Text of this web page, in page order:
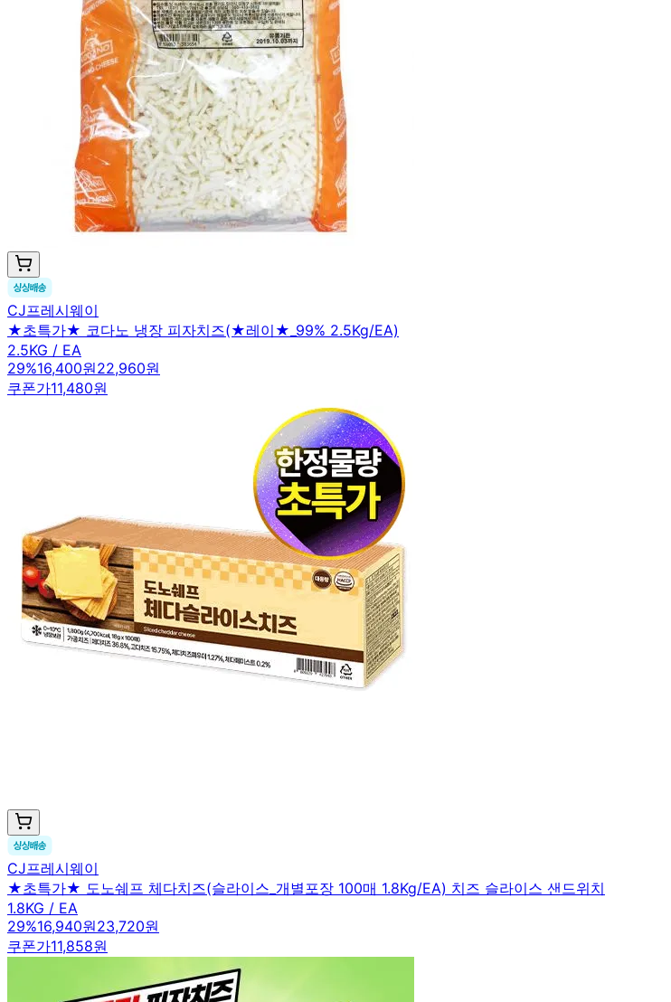
CJ프레시웨이
★초특가★ 코다노 냉장 피자치즈(★레이★_99% 2.5Kg/EA)
2.5KG / EA
29%16,400원22,960원
쿠폰가11,480원
CJ프레시웨이
★초특가★ 도노쉐프 체다치즈(슬라이스_개별포장 100매 1.8Kg/EA) 치즈 슬라이스 샌드위치
1.8KG / EA
29%16,940원23,720원
쿠폰가11,858원